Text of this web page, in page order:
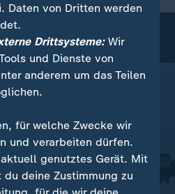
veröffentlicht
Daten von Dritten werden
Drittsysteme:Wir
und Dienste von
anderem um das Teilen
für welche Zwecke wir
und verarbeiten dürfen.
genutztes Gerät. Mit
deine Zustimmung zu